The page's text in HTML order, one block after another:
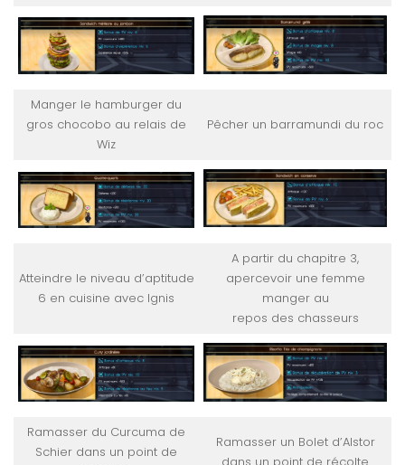
Manger le hamburger du
gros chocobo au relais de
Wiz
Pêcher un barramundi du roc
Atteindre le niveau d’aptitude
6 en cuisine avec Ignis
A partir du chapitre 3,
apercevoir une femme
manger au
repos des chasseurs
Ramasser du Curcuma de
Schier dans un point de
Ramasser un Bolet d’Alstor
dans un point de récolte